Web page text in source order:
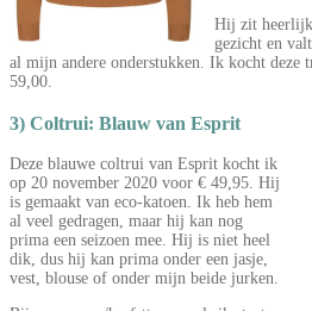
Hij zit
gezicht en
al mijn andere onderstukken. Ik kocht deze
59,00.
3) Coltrui: Blauw van Esprit
Deze blauwe coltrui van Esprit kocht ik
op 20 november 2020 voor € 49,95. Hij
is gemaakt van eco-katoen. Ik heb hem
al veel gedragen, maar hij kan nog
prima een seizoen mee. Hij is niet heel
dik, dus hij kan prima onder een jasje,
vest, blouse of onder mijn beide jurken.